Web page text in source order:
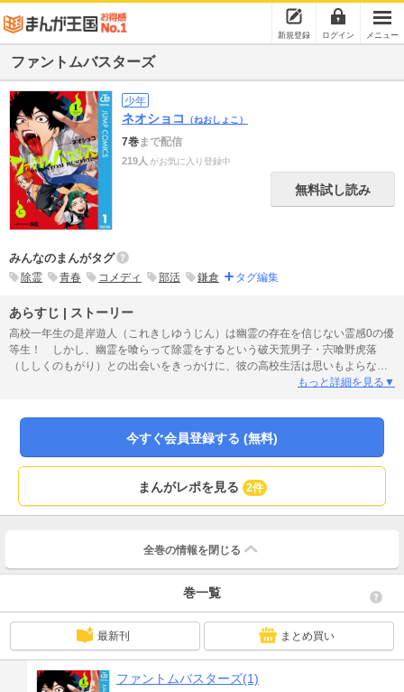
新規登録 ログイン メニュー
ファントムバスターズ
少年
ネオショコ （ねおしょこ）
7巻まで配信
219人 がお気に入り登録中
無料試し読み
みんなのまんがタグ
除霊 青春 コメディ 部活 鎌倉 タグ編集
あらすじ | ストーリー
高校一年生の是岸遊人（これきしゆうじん）は幽霊の存在を信じない霊感0の優
等生！ しかし、幽霊を喰らって除霊をするという破天荒男子・宍喰野虎落
（ししくのもがり）との出会いをきっかけに、彼の高校生活は思いもよらない
方向へ動き出す!! 鎌倉を舞台に男子高校生が繰り広げる悪霊退散青春コメディ
もっと詳細を見る▼
今すぐ会員登録する (無料)
まんがレポを見る 2件
全巻の情報を 閉じる
巻一覧
最新刊 まとめ買い
ファントムバスターズ(1)